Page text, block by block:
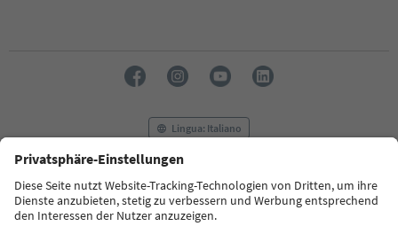
Lingua: Italiano
FAQ Contatti Press MICE
Privacy Policy
Termini e condizioni
Crediti
Cookie Policy